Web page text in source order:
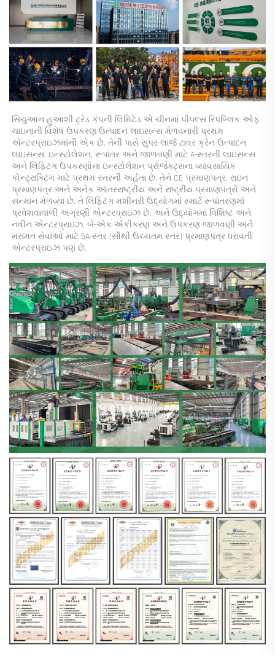
સિચુઆન હુઆશી ટ્રેડ કંપની લિમિટેડ એ ચીનમાં પીપલ્સ રિપબ્લિક ઓફ
ચાઇનાની વિશેષ ઉપકરણ ઉત્પાદન લાઇસન્સ મેળવનારી પ્રથમ
એન્ટરપ્રાઇઝમાંની એક છે. તેની પાસે સુપર-લાર્જ ટાવર ક્રેન ઉત્પાદન
લાઇસન્સ, ઇન્સ્ટોલેશન, રૂપાંતર અને જાળવણી માટે A-સ્તરની લાઇસન્સ
અને લિફ્ટિંગ ઉપકરણોના ઇન્સ્ટોલેશન પ્રોજેક્ટ્સના વ્યાવસાયિક
કોન્ટ્રાક્ટિંગ માટે પ્રથમ સ્તરની અર્હતા છે. તેને CE પ્રમાણપત્ર, રાઇન
પ્રમાણપત્ર અને અનેક આંતરરાષ્ટ્રીય અને રાષ્ટ્રીય પ્રમાણપત્રો અને
સન્માન મેળવ્યા છે. તે લિફ્ટિંગ મશીનરી ઉદ્યોગમાં સ્માર્ટ રૂપાંતરણમાં
પ્રવેશવાવાળી અગ્રણી એન્ટરપ્રાઇઝ છે, અને ઉદ્યોગમાં વિશિષ્ટ અને
નવીન એન્ટરપ્રાઇઝ, બે-એક એકીકરણ અને ઉપકરણ જાળવણી અને
મરામત સેવાઓ માટે 5A-સ્તર (સૌથી ઉચ્ચતમ સ્તર) પ્રમાણપત્ર ધરાવતી
એન્ટરપ્રાઇઝ પણ છે.